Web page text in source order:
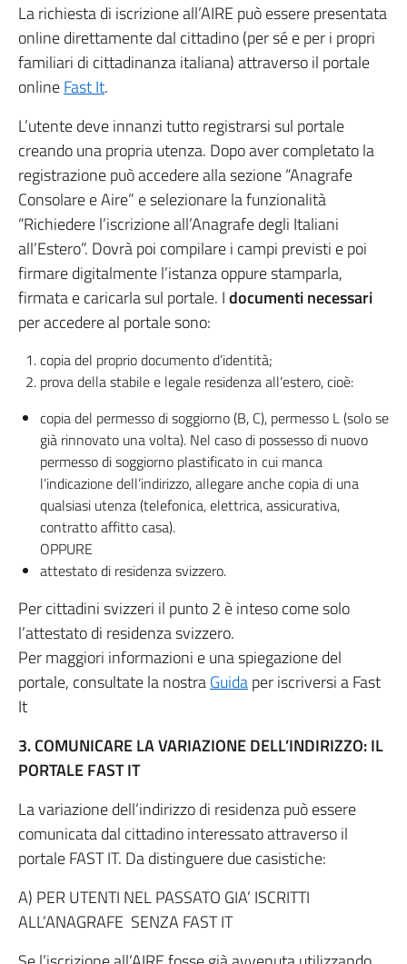
La richiesta di iscrizione all’AIRE può essere presentata
online direttamente dal cittadino (per sé e per i propri
familiari di cittadinanza italiana) attraverso il portale
onlineFast It.
L’utente deve innanzi tutto registrarsi sul portale
creando una propria utenza. Dopo aver completato la
registrazione può accedere alla sezione “Anagrafe
Consolare e Aire” e selezionare la funzionalità
“Richiedere l’iscrizione all’Anagrafe degli Italiani
all’Estero”. Dovrà poi compilare i campi previsti e poi
firmare digitalmente l’istanza oppure stamparla,
firmata e caricarla sul portale. Idocumenti necessari
per accedere al portale sono:
copia del proprio documento d’identità;
prova della stabile e legale residenza all’estero, cioè:
copia del permesso di soggiorno (B, C), permesso L (solo se
già rinnovato una volta). Nel caso di possesso di nuovo
permesso di soggiorno plastificato in cui manca
l’indicazione dell’indirizzo, allegare anche copia di una
qualsiasi utenza (telefonica, elettrica, assicurativa,
contratto affitto casa).
OPPURE
attestato di residenza svizzero.
Per cittadini svizzeri il punto 2 è inteso come solo
l’attestato di residenza svizzero.
Per maggiori informazioni e una spiegazione del
portale, consultate la nostraGuidaper iscriversi a Fast
It
3. COMUNICARE LA VARIAZIONE DELL’INDIRIZZO: IL
PORTALE FAST IT
La variazione dell’indirizzo di residenza può essere
comunicata dal cittadino interessato attraverso il
portale FAST IT. Da distinguere due casistiche:
A) PER UTENTI NEL PASSATO GIA’ ISCRITTI
ALL’ANAGRAFE SENZA FAST IT